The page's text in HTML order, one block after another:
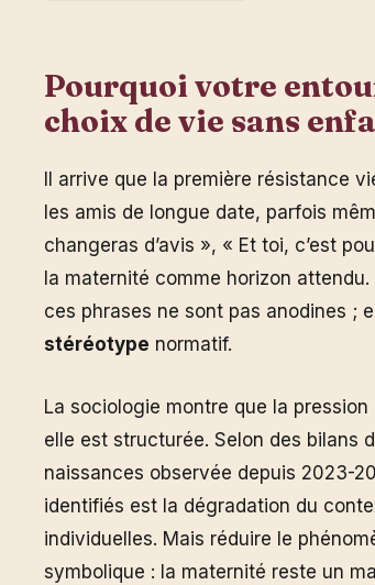
Pourquoi votre
choix de vie sans
Il arrive que la première résistance
les amis de longue date, parfois
changeras d’avis », « Et toi, c’est
la maternité comme horizon
ces phrases ne sont pas anodines ;
stéréotype normatif.
La sociologie montre que la pression
elle est structurée. Selon des bilans
naissances observée depuis 2023-
identifiés est la dégradation du
individuelles. Mais réduire le
symbolique : la maternité reste un